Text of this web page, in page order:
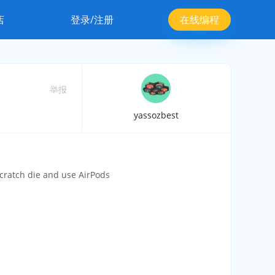
登录/注册 在线编程
举报
yassozbest
die and use AirPods